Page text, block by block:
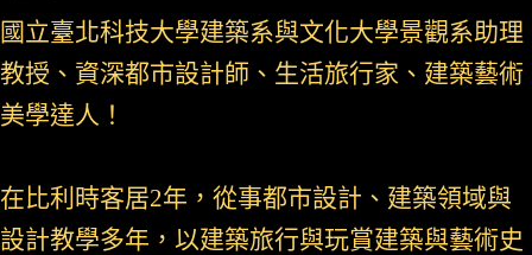
國立臺北科技大學建築系與文化大學景觀系助理
教授、資深都市設計師、生活旅行家、建築藝術
美學達人！
在比利時客居2年，從事都市設計、建築領域與
設計教學多年，以建築旅行與玩賞建築與藝術史